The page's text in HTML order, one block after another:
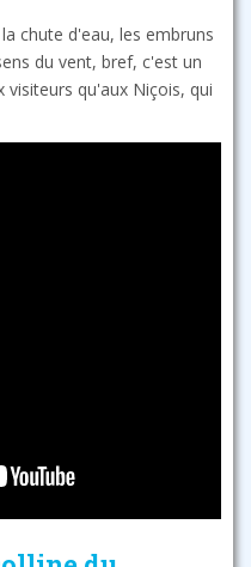
chute d'eau, les embruns
du vent, bref, c'est un
visiteurs qu'aux Niçois, qui